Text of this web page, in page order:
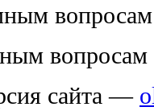
сайта —